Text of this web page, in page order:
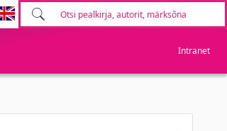
Intranet